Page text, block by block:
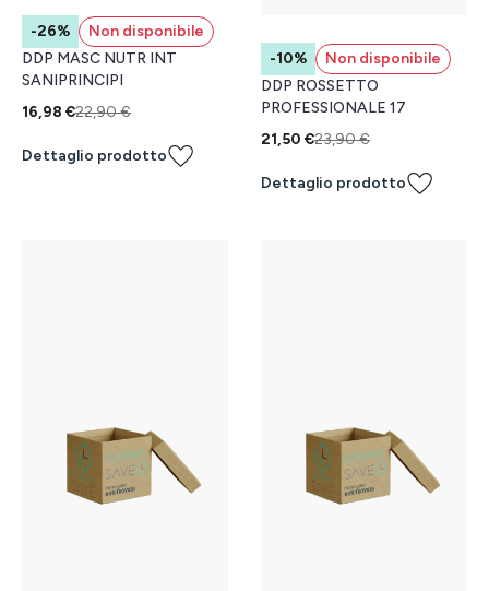
-26%
Non disponibile
DDP MASC NUTR INT
SANIPRINCIPI
16,98 €22,90 €
Dettaglio prodotto
-10%
Non disponibile
DDP ROSSETTO
PROFESSIONALE 17
21,50 €23,90 €
Dettaglio prodotto